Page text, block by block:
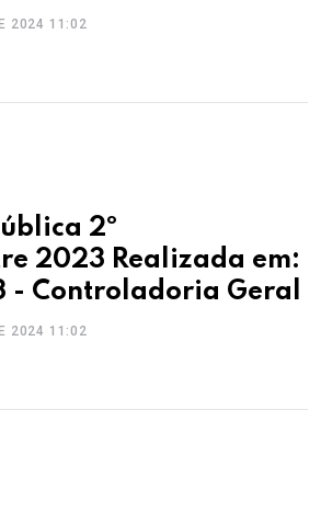
2024 11:02
2º
2023 Realizada em:
- Controladoria Geral
2024 11:02